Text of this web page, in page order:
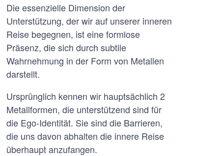
Die essenzielle Dimension der
Unterstützung, der wir auf unserer inneren
Reise begegnen, ist eine formlose
Präsenz, die sich durch subtile
Wahrnehmung in der Form von Metallen
darstellt.
Ursprünglich kennen wir hauptsächlich 2
Metallformen, die unterstützend sind für
die Ego-Identität. Sie sind die Barrieren,
die uns davon abhalten die innere Reise
überhaupt anzufangen.